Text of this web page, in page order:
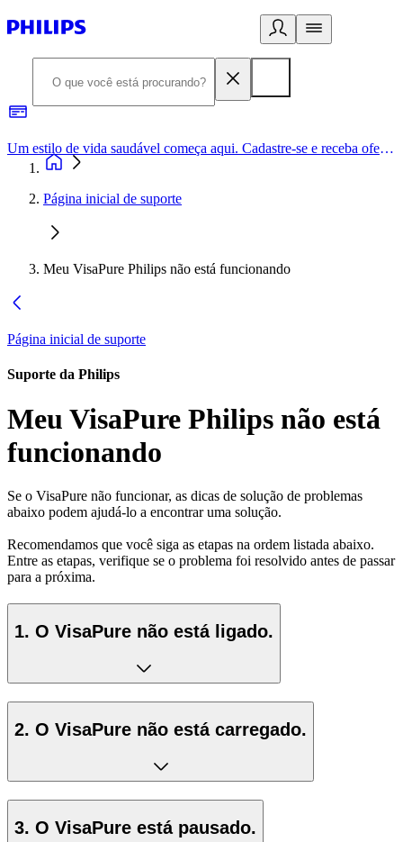
Um estilo de vida saudável começa aqui. Cadastre-se e receba ofertas exclusivas.
Página inicial de suporte
Meu VisaPure Philips não está funcionando
Página inicial de suporte
Suporte da Philips
Meu VisaPure Philips não está
funcionando
Se o VisaPure não funcionar, as dicas de solução de problemas
abaixo podem ajudá-lo a encontrar uma solução.
Recomendamos que você siga as etapas na ordem listada abaixo.
Entre as etapas, verifique se o problema foi resolvido antes de passar
para a próxima.
1. O VisaPure não está ligado.
2. O VisaPure não está carregado.
3. O VisaPure está pausado.